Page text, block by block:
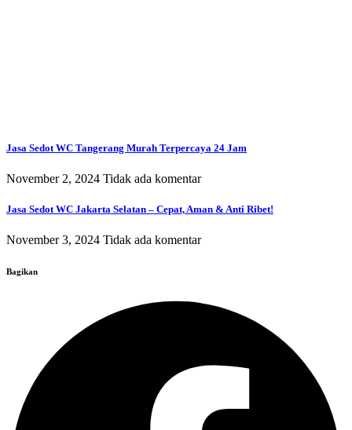
Jasa Sedot WC Tangerang Murah Terpercaya 24 Jam
November 2, 2024 Tidak ada komentar
Jasa Sedot WC Jakarta Selatan – Cepat, Aman & Anti Ribet!
November 3, 2024 Tidak ada komentar
Bagikan